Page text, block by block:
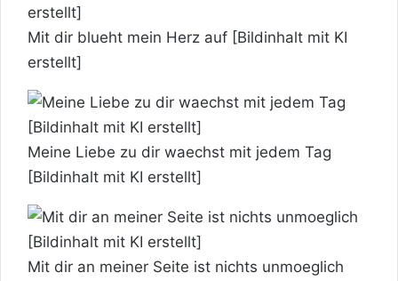
Mit dir blueht mein Herz auf [Bildinhalt mit KI
erstellt]
Meine Liebe zu dir waechst mit jedem Tag
[Bildinhalt mit KI erstellt]
Mit dir an meiner Seite ist nichts unmoeglich